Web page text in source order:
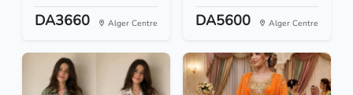
DA3660 Alger Centre DA5600 Alger Centre